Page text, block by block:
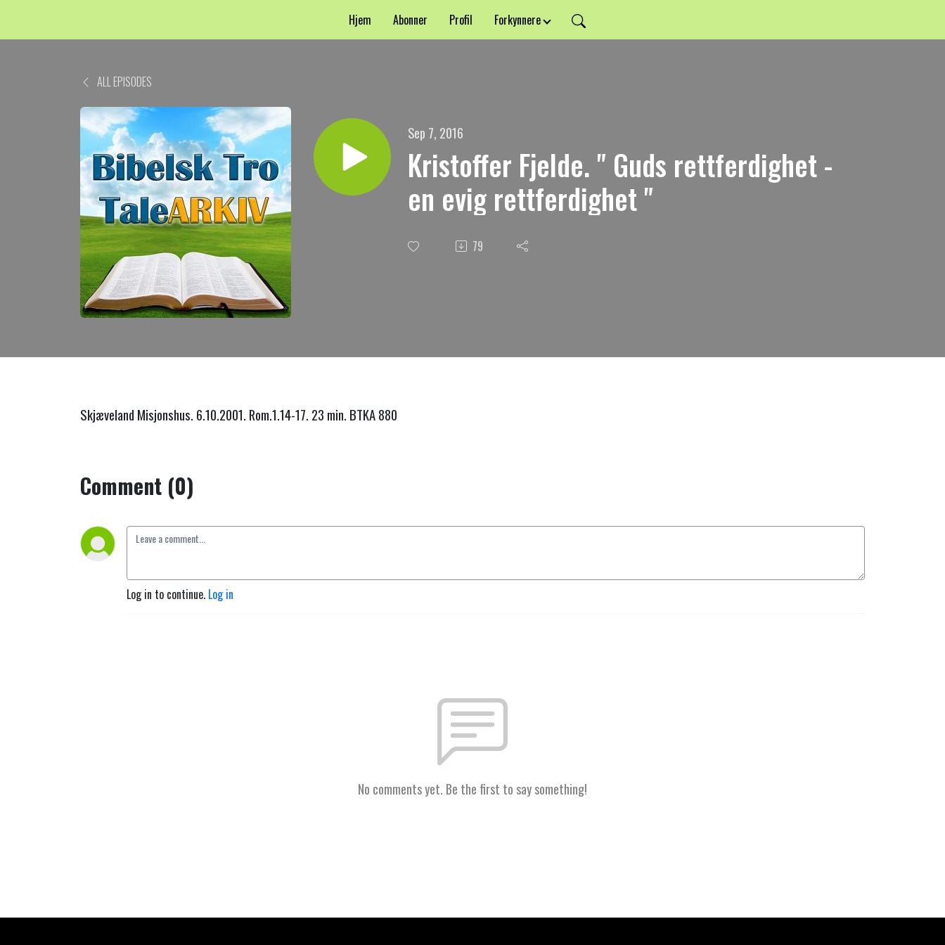
Hjem Abonner Profil Forkynnere
ALL EPISODES
Sep 7, 2016
Kristoffer Fjelde. " Guds rettferdighet -
en evig rettferdighet "
79
Skjæveland Misjonshus. 6.10.2001. Rom.1.14-17. 23 min. BTKA 880
Comment (0)
Log in to continue. Log in
No comments yet. Be the first to say something!